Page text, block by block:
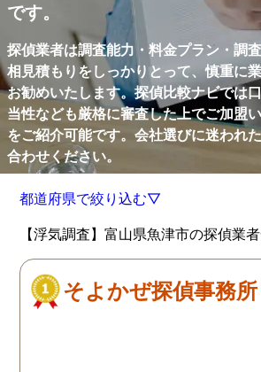
です。
探偵業者は調査能力・料金プラン・調
相見積もりをしっかりとって、慎重に
お勧めいたします。探偵比較ナビでは
当性なども厳格に審査した上でご加盟
をご紹介可能です。会社選びに迷われ
合わせください。
都道府県で絞り込む▽
【浮気調査】富山県魚津市の探偵業
そよかぜ探偵事務所